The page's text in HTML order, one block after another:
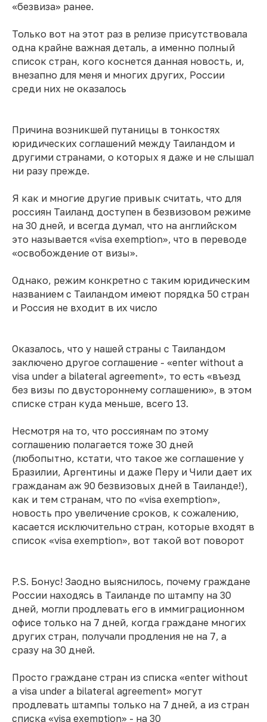
«безвиза» ранее.
Только вот на этот раз в релизе присутствовала
одна крайне важная деталь, а именно полный
список стран, кого коснется данная новость, и,
внезапно для меня и многих других, России
среди них не оказалось
Причина возникшей путаницы в тонкостях
юридических соглашений между Таиландом и
другими странами, о которых я даже и не слышал
ни разу прежде.
Я как и многие другие привык считать, что для
россиян Таиланд доступен в безвизовом режиме
на 30 дней, и всегда думал, что на английском
это называется «visa exemption», что в переводе
«освобождение от визы».
Однако, режим конкретно с таким юридическим
названием с Таиландом имеют порядка 50 стран
и Россия не входит в их число
Оказалось, что у нашей страны с Таиландом
заключено другое соглашение - «enter without a
visa under a bilateral agreement», то есть «въезд
без визы по двустороннему соглашению», в этом
списке стран куда меньше, всего 13.
Несмотря на то, что россиянам по этому
соглашению полагается тоже 30 дней
(любопытно, кстати, что такое же соглашение у
Бразилии, Аргентины и даже Перу и Чили дает их
гражданам аж 90 безвизовых дней в Таиланде!),
как и тем странам, что по «visa exemption»,
новость про увеличение сроков, к сожалению,
касается исключительно стран, которые входят в
список «visa exemption», вот такой вот поворот
P.S. Бонус! Заодно выяснилось, почему граждане
России находясь в Таиланде по штампу на 30
дней, могли продлевать его в иммиграционном
офисе только на 7 дней, когда граждане многих
других стран, получали продления не на 7, а
сразу на 30 дней.
Просто граждане стран из списка «enter without
a visa under a bilateral agreement» могут
продлевать штампы только на 7 дней, а из стран
списка «visa exemption» - на 30